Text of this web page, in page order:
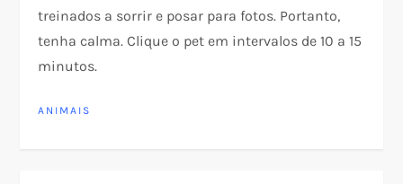
treinados a sorrir e posar para fotos. Portanto,
tenha calma. Clique o pet em intervalos de 10 a 15
minutos.
ANIMAIS